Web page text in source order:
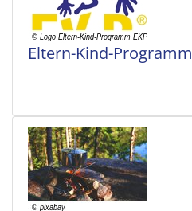
Eltern-Kind-Programm